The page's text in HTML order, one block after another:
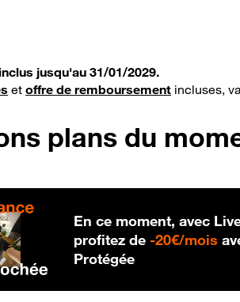
jusqu'au 31/01/2029.
et offre de remboursement incluses,
plans du
En ce moment, avec
profitez de -20€/mois
Protégée